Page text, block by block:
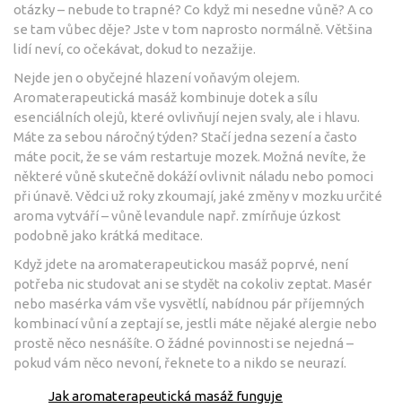
otázky – nebude to trapné? Co když mi nesedne vůně? A co
se tam vůbec děje? Jste v tom naprosto normálně. Většina
lidí neví, co očekávat, dokud to nezažije.
Nejde jen o obyčejné hlazení voňavým olejem.
Aromaterapeutická masáž kombinuje dotek a sílu
esenciálních olejů, které ovlivňují nejen svaly, ale i hlavu.
Máte za sebou náročný týden? Stačí jedna sezení a často
máte pocit, že se vám restartuje mozek. Možná nevíte, že
některé vůně skutečně dokáží ovlivnit náladu nebo pomoci
při únavě. Vědci už roky zkoumají, jaké změny v mozku určité
aroma vytváří – vůně levandule např. zmírňuje úzkost
podobně jako krátká meditace.
Když jdete na aromaterapeutickou masáž poprvé, není
potřeba nic studovat ani se stydět na cokoliv zeptat. Masér
nebo masérka vám vše vysvětlí, nabídnou pár příjemných
kombinací vůní a zeptají se, jestli máte nějaké alergie nebo
prostě něco nesnášíte. O žádné povinnosti se nejedná –
pokud vám něco nevoní, řeknete to a nikdo se neurazí.
Jak aromaterapeutická masáž funguje